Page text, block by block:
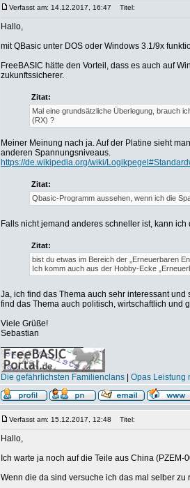
Verfasst am: 14.12.2017, 16:47 Titel:
Hallo,
mit QBasic unter DOS oder Windows 3.1/9x
FreeBASIC hätte den Vorteil, dass es auch auf
zukunftssicherer.
Zitat:
Mal eine grundsätzliche Überlegung, brauch
(RX) ?
Meiner Meinung nach ja. Auf der Platine sieht
anderen Spannungsniveaus.
https://de.wikipedia.org/wiki/
Zitat:
Qbasic-Programm aussehen, wenn ich die
Falls nicht jemand anderes schneller ist, kann
Zitat:
bist du etwas im Bereich der „Erneuerbaren
Ich komm auch aus der Hobby-Ecke
Ja, ich find das Thema auch sehr interessant und
find das Thema auch politisch, wirtschaftlich und
Viele Grüße!
Sebastian
Die gefährlichsten Familienclans Opas Leistung
Verfasst am: 15.12.2017, 12:48 Titel:
Hallo,
Ich warte ja noch auf die Teile aus China (PZEM-
Wenn die da sind versuche ich das mal selber